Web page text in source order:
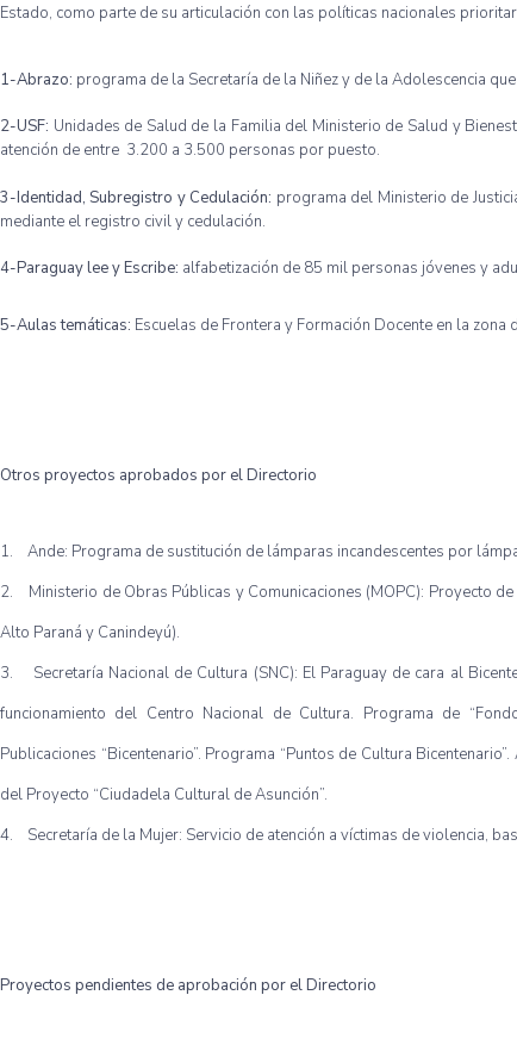
Estado, como parte de su articulación con las políticas nacionales
1-Abrazo: programa de la Secretaría de la Niñez y de la Adolescencia
2-USF: Unidades de Salud de la Familia del Ministerio de Salud y
atención de entre 3.200 a 3.500 personas por puesto.
3-Identidad, Subregistro y Cedulación: programa del Ministerio de
mediante el registro civil y cedulación.
4-Paraguay lee y Escribe: alfabetización de 85 mil personas jóvenes y
5-Aulas temáticas: Escuelas de Frontera y Formación Docente en la
Otros proyectos aprobados por el Directorio
1. Ande: Programa de sustitución de lámparas incandescentes por
2. Ministerio de Obras Públicas y Comunicaciones (MOPC): Proyecto
Alto Paraná y Canindeyú).
3. Secretaría Nacional de Cultura (SNC): El Paraguay de cara al
funcionamiento del Centro Nacional de Cultura. Programa de
Publicaciones “Bicentenario”. Programa “Puntos de Cultura
del Proyecto “Ciudadela Cultural de Asunción”.
4. Secretaría de la Mujer: Servicio de atención a víctimas de violencia,
Proyectos pendientes de aprobación por el Directorio